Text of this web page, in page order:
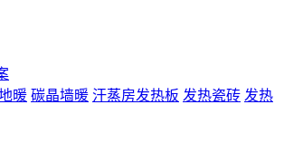
暖 碳晶墙暖 汗蒸房发热板 发热瓷砖 发热